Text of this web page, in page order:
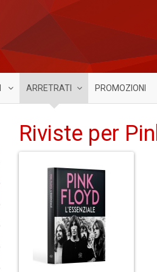
ARRETRATI PROMOZIONI
Riviste per